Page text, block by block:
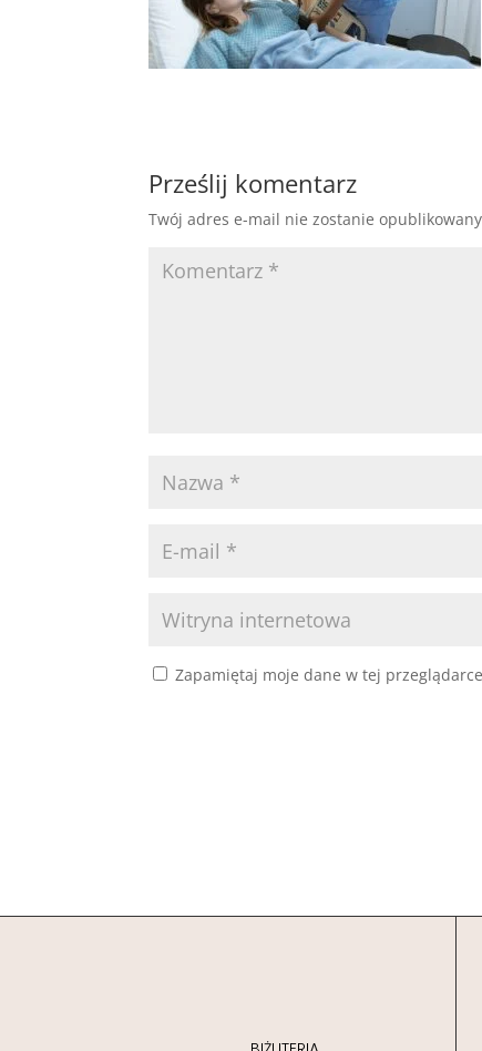
Prześlij komentarz
Twój adres e-mail nie zostanie
Zapamiętaj moje dane w tej